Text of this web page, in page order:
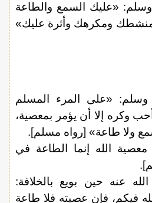
«عليك السمع والطاعة
ومكرهك وأثرة عليك»
«على المرء المسلم
وكره إلا أن يؤمر بمعصية،
ولا طاعة» [رواه مسلم].
الله إنما الطاعة في
عنه حين بويع بالخلافة:
فيكم، فإن عصيته فلا طاعة